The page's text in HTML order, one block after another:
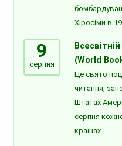
Хіросіми в
9
серпня
(World
Це свято
читання,
Штатах
серпня
країнах.